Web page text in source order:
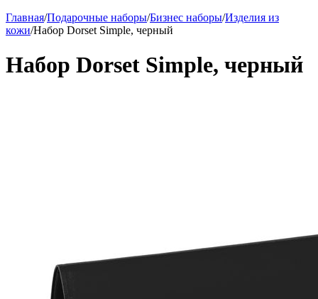
Главная/Подарочные наборы/Бизнес наборы/Изделия из
кожи/Набор Dorset Simple, черный
Набор Dorset Simple, черный